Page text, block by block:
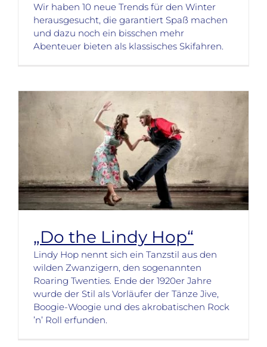
Wir haben 10 neue Trends für den Winter
herausgesucht, die garantiert Spaß machen
und dazu noch ein bisschen mehr
Abenteuer bieten als klassisches Skifahren.
„Do the Lindy Hop“
Lindy Hop nennt sich ein Tanzstil aus den
wilden Zwanzigern, den sogenannten
Roaring Twenties. Ende der 1920er Jahre
wurde der Stil als Vorläufer der Tänze Jive,
Boogie-Woogie und des akrobatischen Rock
’n’ Roll erfunden.